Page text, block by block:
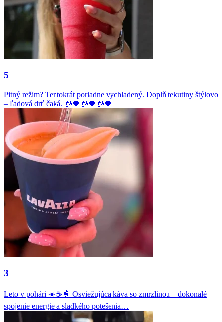
5
Pitný režim? Tentokrát poriadne vychladený. Doplň tekutiny štýlovo
– ľadová drť čaká. 🧊🍓🧊🍓🧊🍓
3
Leto v pohári ☀️☕🍦 Osviežujúca káva so zmrzlinou – dokonalé
spojenie energie a sladkého potešenia…